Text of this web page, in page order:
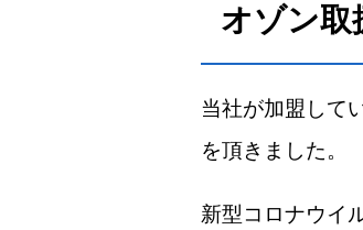
オゾン取
当社が加盟して
を頂きました。
新型コロナウイ